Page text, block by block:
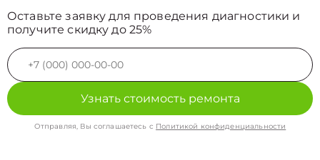
Оставьте заявку для проведения диагностики и
получите скидку до 25%
Узнать стоимость ремонта
Отправляя, Вы соглашаетесь с Политикой конфиденциальности